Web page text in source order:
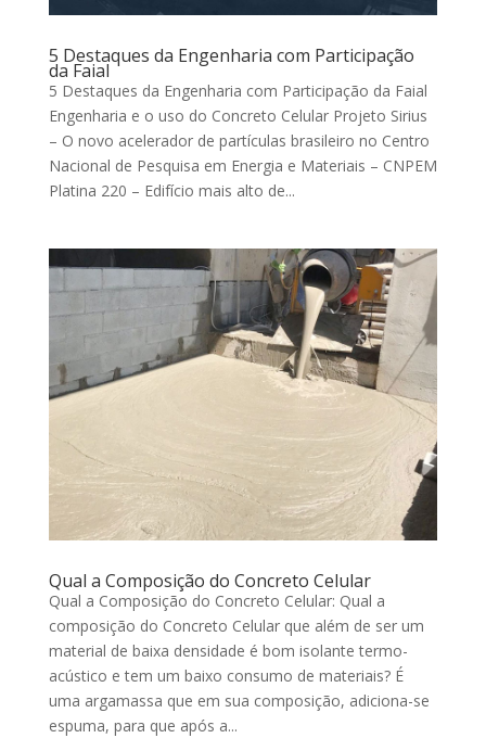
5 Destaques da Engenharia com Participação
da Faial
5 Destaques da Engenharia com Participação da Faial
Engenharia e o uso do Concreto Celular Projeto Sirius
– O novo acelerador de partículas brasileiro no Centro
Nacional de Pesquisa em Energia e Materiais – CNPEM
Platina 220 – Edifício mais alto de...
Qual a Composição do Concreto Celular
Qual a Composição do Concreto Celular: Qual a
composição do Concreto Celular que além de ser um
material de baixa densidade é bom isolante termo-
acústico e tem um baixo consumo de materiais? É
uma argamassa que em sua composição, adiciona-se
espuma, para que após a...